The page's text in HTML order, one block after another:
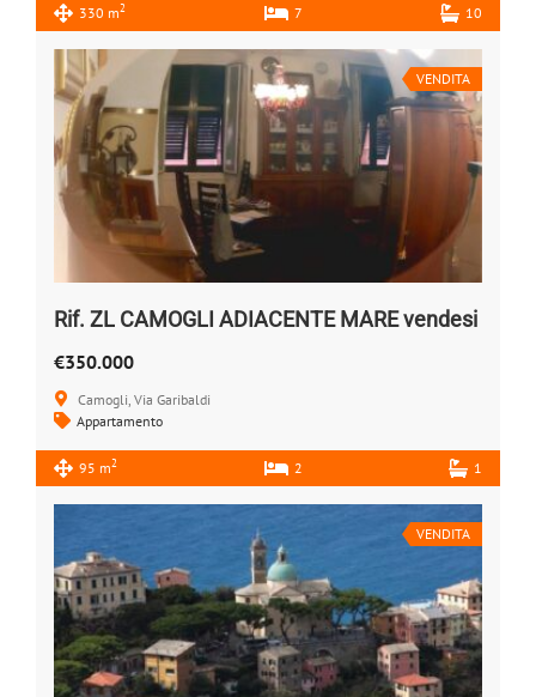
330 m2 7 10
VENDITA
Rif. ZL CAMOGLI ADIACENTE MARE vendesi
€350.000
Camogli, Via Garibaldi
Appartamento
95 m2 2 1
VENDITA